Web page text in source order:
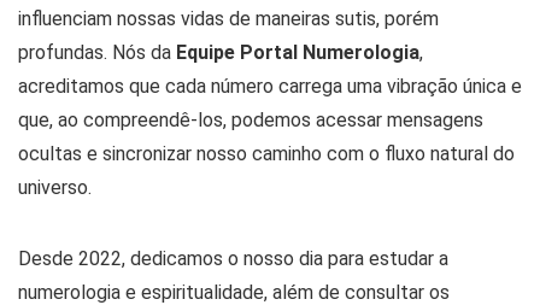
influenciam nossas vidas de maneiras sutis, porém
profundas. Nós da Equipe Portal Numerologia,
acreditamos que cada número carrega uma vibração única e
que, ao compreendê-los, podemos acessar mensagens
ocultas e sincronizar nosso caminho com o fluxo natural do
universo.
Desde 2022, dedicamos o nosso dia para estudar a
numerologia e espiritualidade, além de consultar os